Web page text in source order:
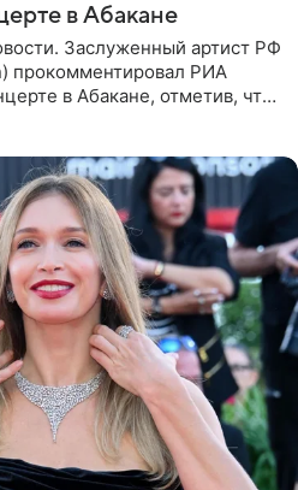
в Абакане
Заслуженный артист РФ
прокомментировал РИА
в Абакане, отметив, что